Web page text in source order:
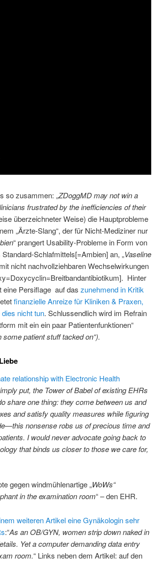
so zusammen: „ZDoggMD may not win a
frustrated by the inefficiencies of their
überzeichneter Weise) die Hauptprobleme
„Ärzte-Slang“, der für Nicht-Mediziner nur
“ prangert Usability-Probleme in Form von
Schlafmittels[=Ambien] an, „Vaseline
nicht nachvollziehbaren Wechselwirkungen
Hinter
eine Persiflage auf das zunehmend in Kritik
finanzielle Anreize für Kliniken & Praxen,
nicht tun. Schlussendlich wird im Refrain
mit ein ein paar Patientenfunktionen“
patient stuff tacked on“).
relationship with Electronic Health
put, the Tower of Babel of existing EHRs
share one thing: they come between us and
and satisfy quality measures while figuring
nonsense robs us of precious time and
I would never advocate going back to
that binds us closer to those we care for,
gegen windmühlenartige „WoWs“
in the examination room“ – den EHR.
weiteren Artikel eine Gynäkologin sehr
:“As an OB/GYN, women strip down naked in
Yet a computer demanding data entry
room.“ Links neben dem Artikel: auf den